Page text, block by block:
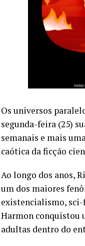
Os universos
segunda-feira (25)
semanais e mais
caótica da ficção
Ao longo dos anos,
um dos maiores
existencialismo, sci-
Harmon conquistou
adultas dentro do